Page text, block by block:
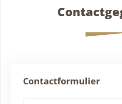
Contactformulier